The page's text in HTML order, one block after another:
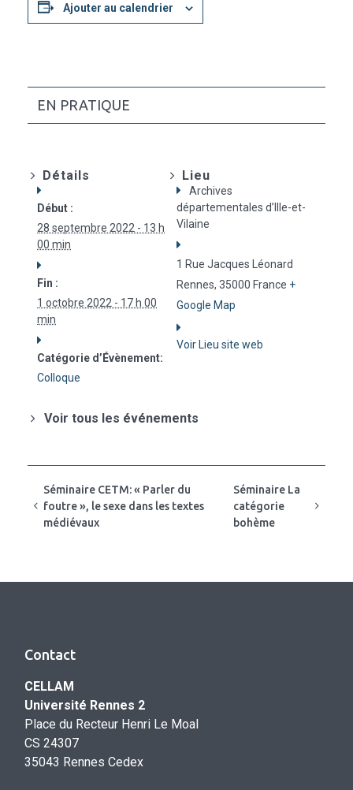
Ajouter au calendrier
EN PRATIQUE
Détails
Début :
28 septembre 2022 - 13 h
00 min
Fin :
1 octobre 2022 - 17 h 00
min
Catégorie d’Évènement:
Colloque
Lieu
Archives
départementales d’Ille-et-
Vilaine
1 Rue Jacques Léonard
Rennes, 35000 France +
Google Map
Voir Lieu site web
Voir tous les événements
Séminaire CETM: « Parler du
foutre », le sexe dans les textes
médiévaux
Séminaire La
catégorie
bohème
Contact
CELLAM
Université Rennes 2
Place du Recteur Henri Le Moal
CS 24307
35043 Rennes Cedex